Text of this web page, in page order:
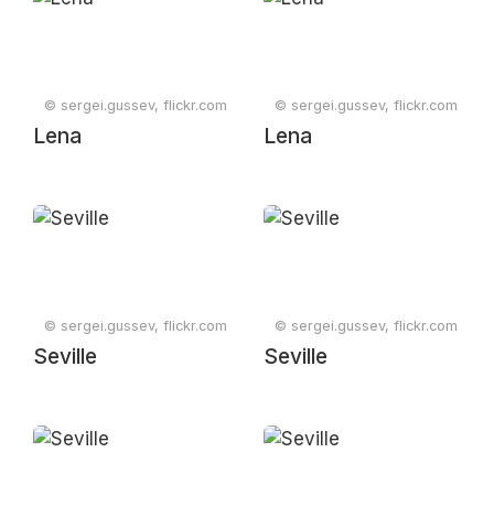
© sergei.gussev, flickr.com
Lena
© sergei.gussev, flickr.com
Lena
© sergei.gussev, flickr.com
Seville
© sergei.gussev, flickr.com
Seville